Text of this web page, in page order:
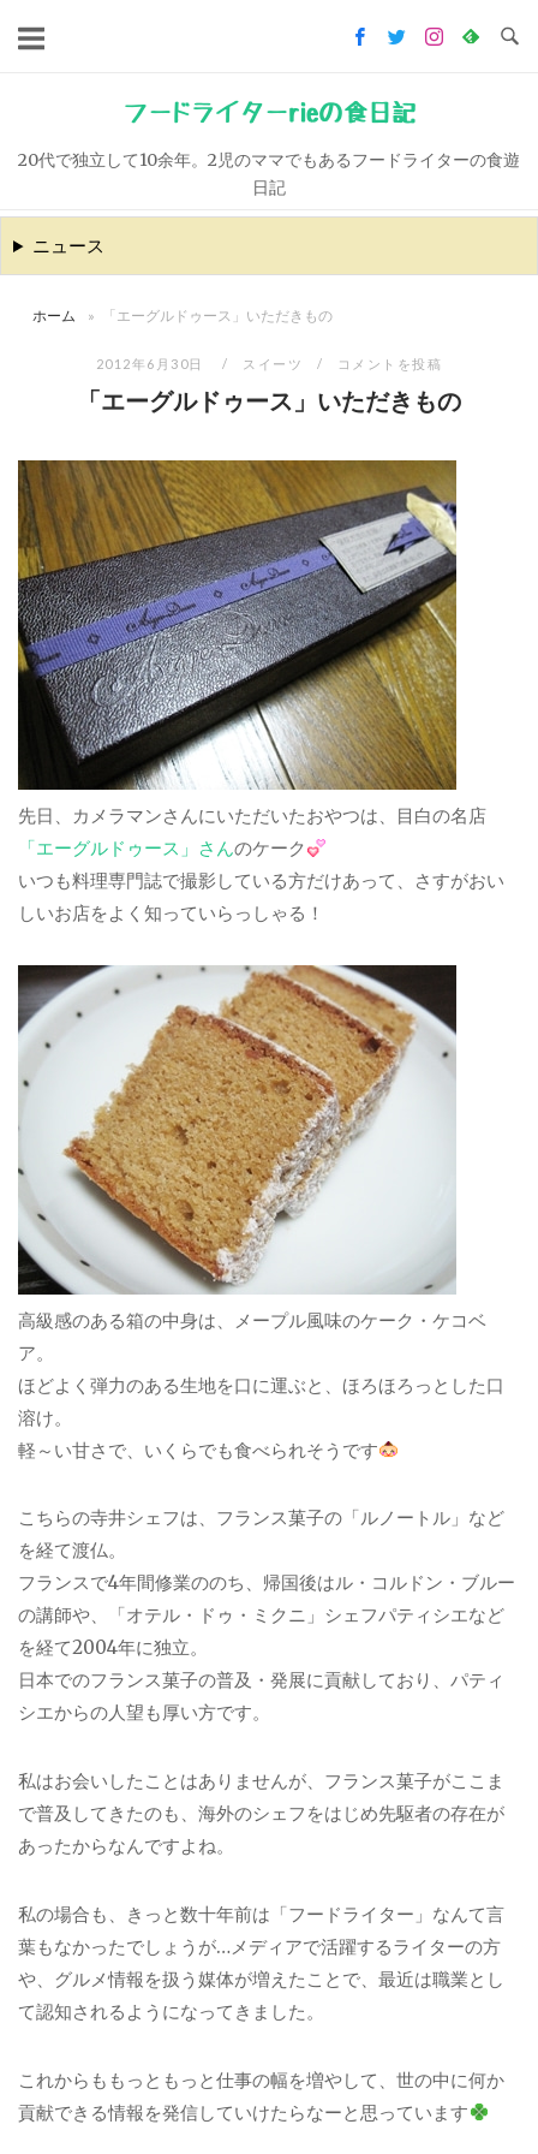
キ
ッ
フードライターrieの食日記
20代で独立して10余年。2児のママでもあるフードライターの食遊
日記
ニュース
ホーム » 「エーグルドゥース」いただきもの
2012年6月30日 スイーツ コメントを投稿
「エーグルドゥース」いただきもの
先日、カメラマンさんにいただいたおやつは、目白の名店
「エーグルドゥース」さんのケーク
いつも料理専門誌で撮影している方だけあって、さすがおい
しいお店をよく知っていらっしゃる！
高級感のある箱の中身は、メープル風味のケーク・ケコベ
ア。
ほどよく弾力のある生地を口に運ぶと、ほろほろっとした口
溶け。
軽～い甘さで、いくらでも食べられそうです
こちらの寺井シェフは、フランス菓子の「ルノートル」など
を経て渡仏。
フランスで4年間修業ののち、帰国後はル・コルドン・ブルー
の講師や、「オテル・ドゥ・ミクニ」シェフパティシエなど
を経て2004年に独立。
日本でのフランス菓子の普及・発展に貢献しており、パティ
シエからの人望も厚い方です。
私はお会いしたことはありませんが、フランス菓子がここま
で普及してきたのも、海外のシェフをはじめ先駆者の存在が
あったからなんですよね。
私の場合も、きっと数十年前は「フードライター」なんて言
葉もなかったでしょうが…メディアで活躍するライターの方
や、グルメ情報を扱う媒体が増えたことで、最近は職業とし
て認知されるようになってきました。
これからももっともっと仕事の幅を増やして、世の中に何か
貢献できる情報を発信していけたらなーと思っています